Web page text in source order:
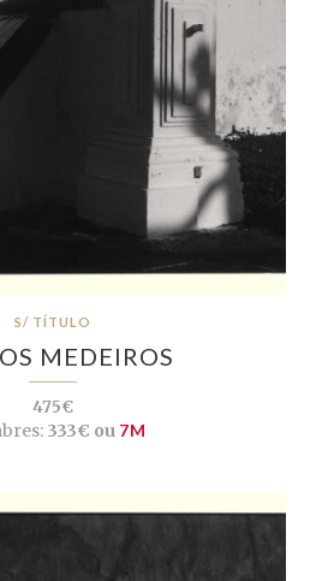
S/ TÍTULO
MEDEIROS
475€
333€ ou 7M